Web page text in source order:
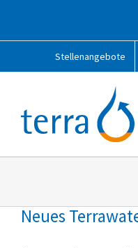
Stellenangebote
Neues